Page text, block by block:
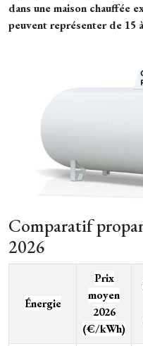
dans une maison chauffée
peuvent représenter de 15
Comparatif
2026
Énergie
Prix
moyen
2026
(€/kWh)